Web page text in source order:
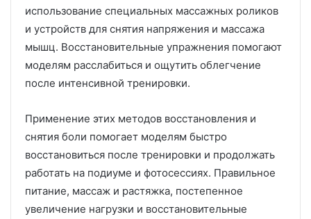
использование специальных массажных роликов
и устройств для снятия напряжения и массажа
мышц. Восстановительные упражнения помогают
моделям расслабиться и ощутить облегчение
после интенсивной тренировки.
Применение этих методов восстановления и
снятия боли помогает моделям быстро
восстановиться после тренировки и продолжать
работать на подиуме и фотосессиях. Правильное
питание, массаж и растяжка, постепенное
увеличение нагрузки и восстановительные